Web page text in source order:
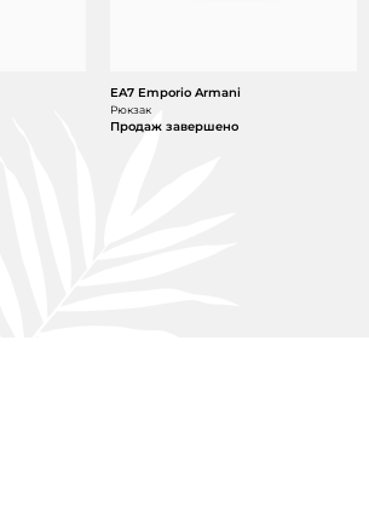
EA7 Emporio Armani
Рюкзак
Продаж завершено